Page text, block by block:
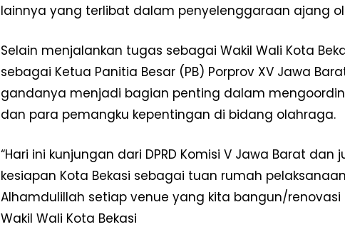
SUBSCRIBE NOW
Redaksi
Tentang Kami
Indeks Berita
lainnya yang terlibat dalam penyelenggaraan ajang
Selain menjalankan tugas sebagai Wakil Wali Kota
sebagai Ketua Panitia Besar (PB) Porprov XV Jawa
gandanya menjadi bagian penting dalam
dan para pemangku kepentingan di bidang olahraga.
“Hari ini kunjungan dari DPRD Komisi V Jawa Barat
kesiapan Kota Bekasi sebagai tuan rumah
Alhamdulillah setiap venue yang kita bangun/
Wakil Wali Kota Bekasi